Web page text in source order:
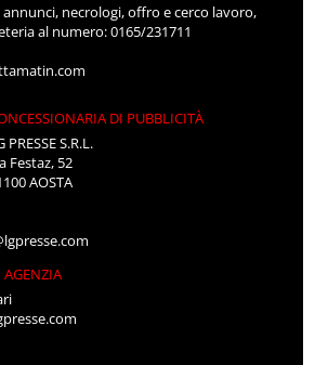
necrologi, offro e cerco lavoro,
al numero: 0165/231711
DI PUBBLICITÀ
PRESSE S.R.L.
Festaz, 52
AOSTA
AGENZIA